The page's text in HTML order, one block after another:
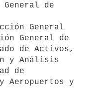
de
General de
y Análisis
Aeropuertos y